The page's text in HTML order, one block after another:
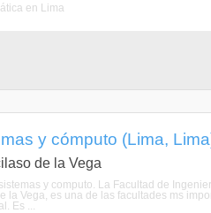
en Lima
y cómputo (Lima,
de la Vega
y computo. La Facultad de
la Vega, es una de las facultades ms
Es ...